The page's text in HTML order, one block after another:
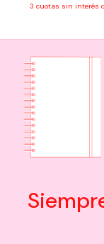
3 cuotas sin interés